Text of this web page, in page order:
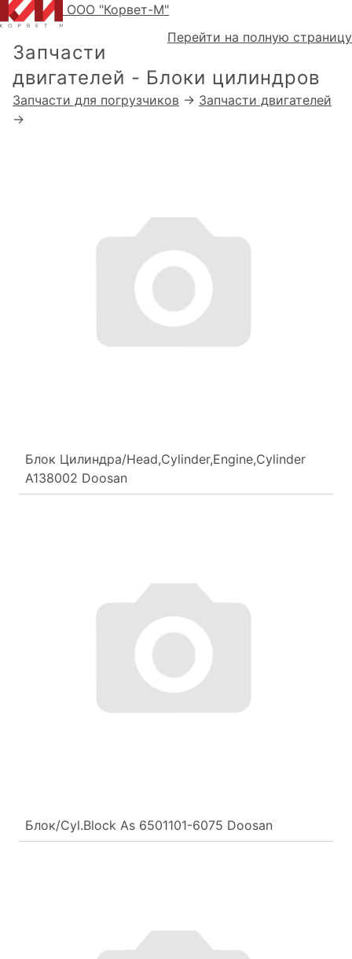
ООО "Корвет-М"
Перейти на полную страницу
Запчасти
двигателей - Блоки цилиндров
Запчасти для погрузчиков → Запчасти двигателей
→
Блок Цилиндра/Head,Cylinder,Engine,Cylinder
A138002 Doosan
Блок/Cyl.Block As 6501101-6075 Doosan